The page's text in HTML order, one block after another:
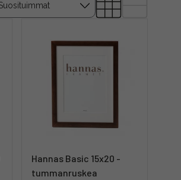
Hannas Basic 15x20 -
tummanruskea